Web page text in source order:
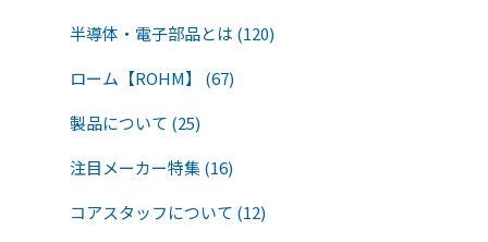
半導体・電子部品とは (120)
ローム【ROHM】 (67)
製品について (25)
注目メーカー特集 (16)
コアスタッフについて (12)